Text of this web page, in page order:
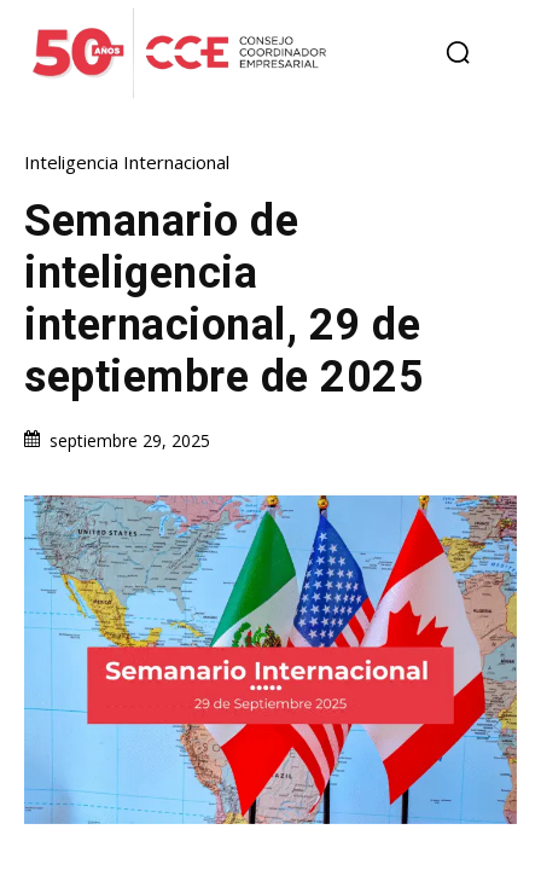
Inteligencia Internacional
Semanario de
inteligencia
internacional, 29 de
septiembre de 2025
septiembre 29, 2025